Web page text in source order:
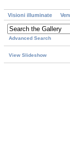
Visioni illuminate
Advanced Search
View Slideshow